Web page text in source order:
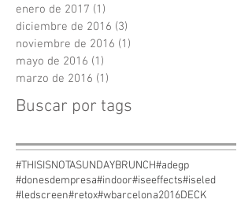
enero de 2017 (1)
diciembre de 2016 (3)
noviembre de 2016 (1)
mayo de 2016 (1)
marzo de 2016 (1)
Buscar por tags
#THISISNOTASUNDAYBRUNCH#adegp
#donesdempresa#indoor#iseeffects#iseled
#ledscreen#retox#wbarcelona2016DECK